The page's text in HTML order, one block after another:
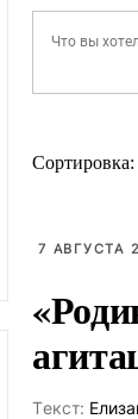
Сортировка:
7 АВГУСТА
Tекст: